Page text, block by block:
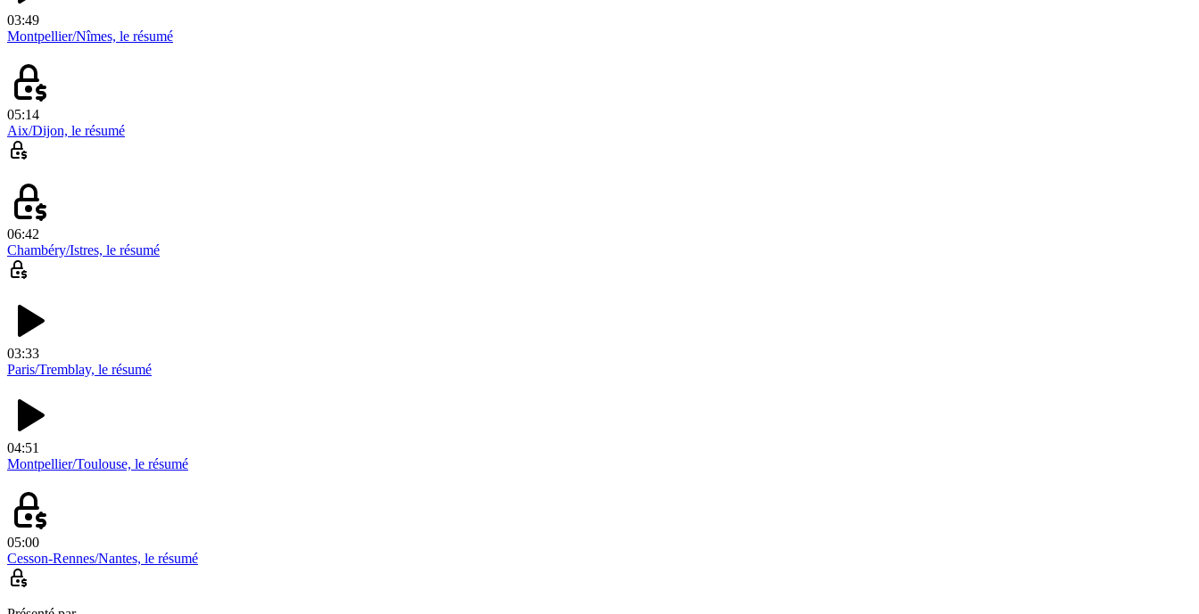
03:49
Montpellier/Nîmes, le résumé
05:14
Aix/Dijon, le résumé
06:42
Chambéry/Istres, le résumé
03:33
Paris/Tremblay, le résumé
04:51
Montpellier/Toulouse, le résumé
05:00
Cesson-Rennes/Nantes, le résumé